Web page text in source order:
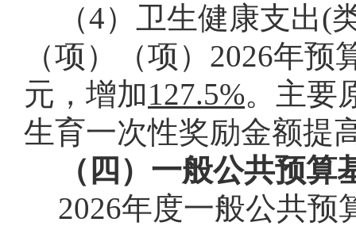
（4）卫生健康支出
（项）（项） 2026年预
元，增加127.5%。主要
生育一次性奖励金额提
（四）一般公共预
2026年度一般公共预